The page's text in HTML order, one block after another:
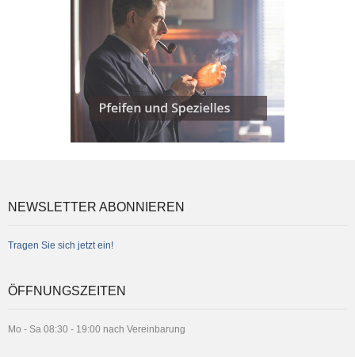
NEWSLETTER ABONNIEREN
Tragen Sie sich jetzt ein!
ÖFFNUNGSZEITEN
Mo - Sa 08:30 - 19:00 nach Vereinbarung